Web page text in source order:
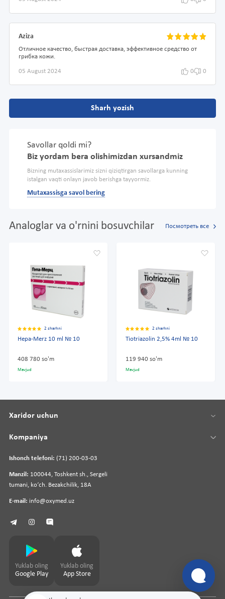
Aziza
Отличное качество, быстрая доставка, эффективное средство от
грибка кожи.
05 August 2024 0 0
Sharh yozish
Savollar qoldi mi?
Biz yordam bera olishimizdan xursandmiz
Bizning mutaxassislarimiz sizni qiziqtirgan savollarga kunning
istalgan vaqti onlayn javob berishga tayyormiz.
Mutaxassisga savol bering
Analoglar va o'rnini bosuvchilar Посмотреть все
2 sharhni
Hepa-Merz 10 ml № 10
408 780 so'm
Mavjud
2 sharhni
Tiotriazolin 2,5% 4ml № 10
119 940 so'm
Mavjud
Ishonch telefoni: (71) 200-03-03
Manzil: 100044, Toshkent sh., Sergeli
tumani, koʻch. Bezakchilik, 18A
E-mail: info@oxymed.uz
Xaridor uchun
Kompaniya
Yuklab oling
Google Play
Yuklab oling
App Store